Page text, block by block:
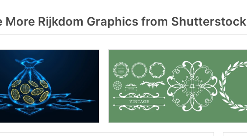
More Rijkdom Graphics from Shutterstock